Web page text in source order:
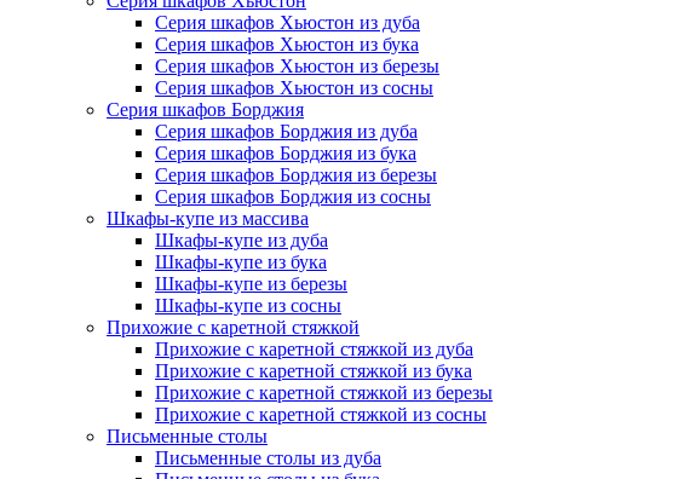
Серия шкафов Хьюстон из дуба
Серия шкафов Хьюстон из бука
Серия шкафов Хьюстон из березы
Серия шкафов Хьюстон из сосны
Серия шкафов Борджия
Серия шкафов Борджия из дуба
Серия шкафов Борджия из бука
Серия шкафов Борджия из березы
Серия шкафов Борджия из сосны
Шкафы-купе из массива
Шкафы-купе из дуба
Шкафы-купе из бука
Шкафы-купе из березы
Шкафы-купе из сосны
Прихожие с каретной стяжкой
Прихожие с каретной стяжкой из дуба
Прихожие с каретной стяжкой из бука
Прихожие с каретной стяжкой из березы
Прихожие с каретной стяжкой из сосны
Письменные столы
Письменные столы из дуба